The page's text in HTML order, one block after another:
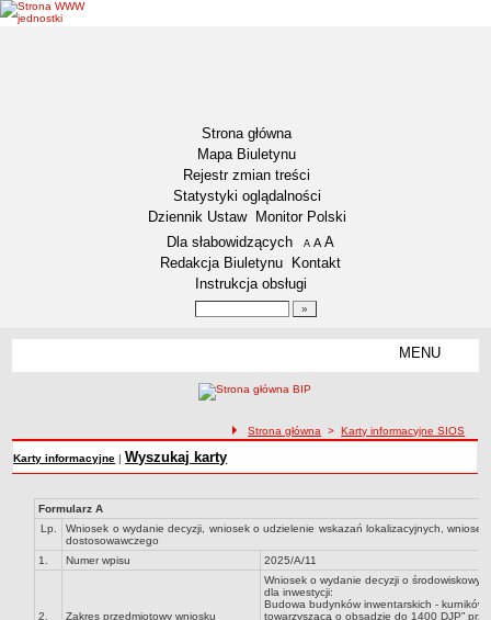
Strona główna
Mapa Biuletynu
Rejestr zmian treści
Statystyki oglądalności
Dziennik Ustaw
Monitor Polski
Menu dodatkowe
Dla słabowidzących A pomniejsz czcionkę
A standardowy rozmiar czcionki
A
Redakcja Biuletynu
Kontakt
Instrukcja obsługi
MENU
Lokalizacja
Dane statystyczne
Zadania publiczne
Związki i stowarzyszenia
ścieżka nawigacji
Strona główna >Karty informacyjne SIOS
Karty informacyjne |Wyszukaj karty
Formularz A
Lp.
Wniosek o wydanie decyzji, wniosek o udzielenie wskazań lokalizacyjnych,
dostosowawczego
1.
Numer wpisu 2025/A/11
2. Zakres przedmiotowy wniosku
Wniosek o wydanie decyzji o
dla inwestycji:
Budowa budynków inwentarskich - kurników
towarzyszącą o obsadzie do 1400 DJP”